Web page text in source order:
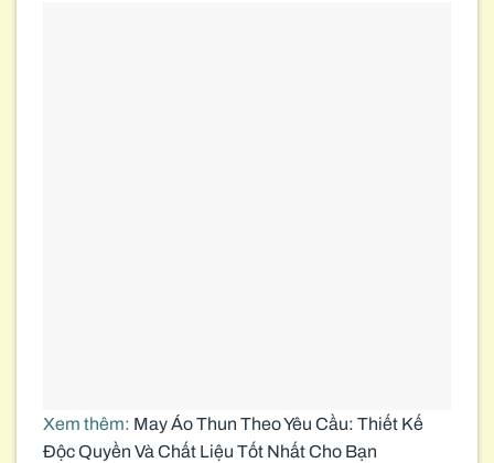
Xem thêm: May Áo Thun Theo Yêu Cầu: Thiết Kế
Độc Quyền Và Chất Liệu Tốt Nhất Cho Bạn